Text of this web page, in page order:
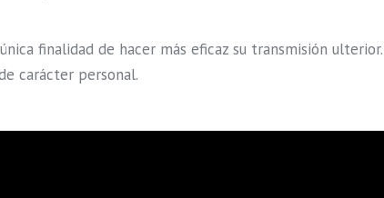
finalidad de hacer más eficaz su transmisión ulterior.
carácter personal.